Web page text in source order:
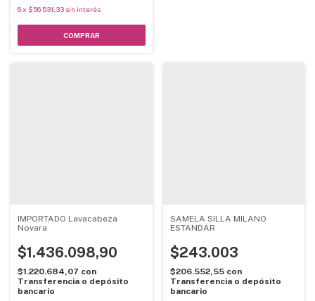
6x $56.531,33 sin interés
IMPORTADO Lavacabeza
Novara
$1.436.098,90
$1.220.684,07 con
Transferencia o depósito
bancario
SAMELA SILLA MILANO
ESTANDAR
$243.003
$206.552,55 con
Transferencia o depósito
bancario